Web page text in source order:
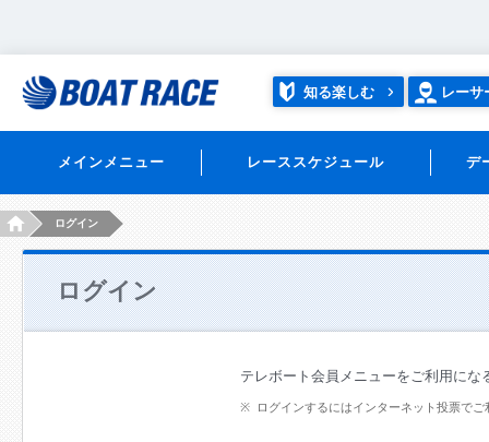
知る楽しむ レーサ
メインメニュー レーススケジュール デ
HOMEログイン
ログイン
テレボート会員メニューをご利用にな
ログインするにはインターネット投票で